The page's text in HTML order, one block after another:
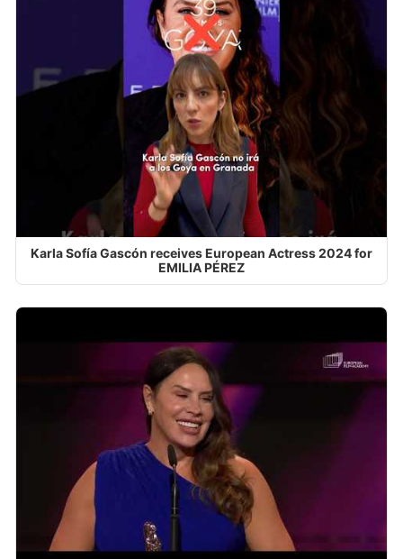
Karla Sofía Gascón receives European Actress 2024 for
EMILIA PÉREZ